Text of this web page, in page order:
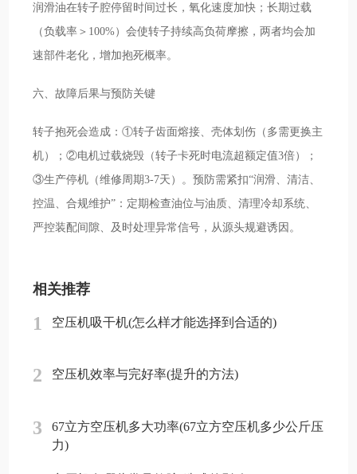
润滑油在转子腔停留时间过长，氧化速度加快；长期过载
（负载率＞100%）会使转子持续高负荷摩擦，两者均会加
速部件老化，增加抱死概率。
六、故障后果与预防关键
转子抱死会造成：①转子齿面熔接、壳体划伤（多需更换主
机）；②电机过载烧毁（转子卡死时电流超额定值3倍）；
③生产停机（维修周期3-7天）。预防需紧扣“润滑、清洁、
控温、合规维护”：定期检查油位与油质、清理冷却系统、
严控装配间隙、及时处理异常信号，从源头规避诱因。
相关推荐
1 空压机吸干机(怎么样才能选择到合适的)
2 空压机效率与完好率(提升的方法)
3
67立方空压机多大功率(67立方空压机多少公斤压
力)